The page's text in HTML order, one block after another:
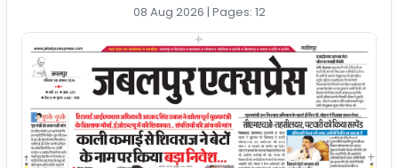
08 Aug 2026 | Pages: 12